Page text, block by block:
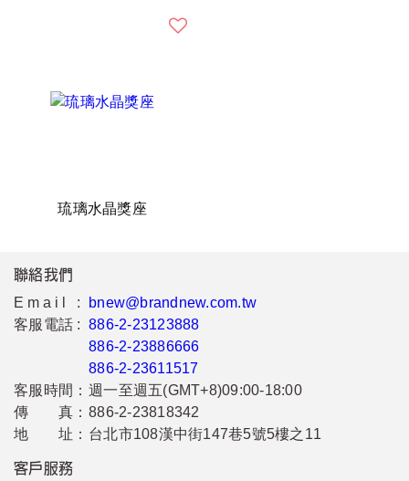
琉璃水晶獎座
聯絡我們
Email :
bnew@brandnew.com.tw
客服電話 : 886-2-23123888
886-2-23886666
886-2-23611517
客服時間： 週一至週五(GMT+8)09:00-18:00
傳 真： 886-2-23818342
地 址： 台北市108漢中街147巷5號5樓之11
客戶服務